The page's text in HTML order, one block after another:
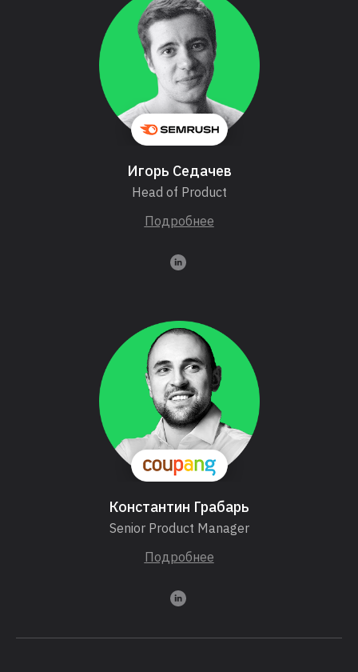
Игорь Седачев
Head of Product
Подробнее
Константин Грабарь
Senior Product Manager
Подробнее